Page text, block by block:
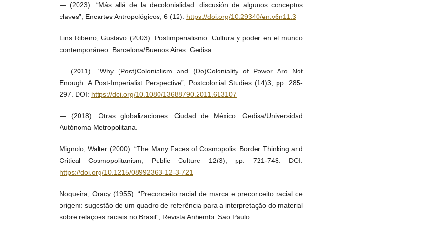
— (2023). “Más allá de la decolonialidad: discusión de algunos conceptos
claves”, Encartes Antropológicos, 6 (12). https://doi.org/10.29340/en.v6n11.3
Lins Ribeiro, Gustavo (2003). Postimperialismo. Cultura y poder en el mundo
contemporáneo. Barcelona/Buenos Aires: Gedisa.
— (2011). “Why (Post)Colonialism and (De)Coloniality of Power Are Not
Enough. A Post-Imperialist Perspective”, Postcolonial Studies (14)3, pp. 285-
297. DOI: https://doi.org/10.1080/13688790.2011.613107
— (2018). Otras globalizaciones. Ciudad de México: Gedisa/Universidad
Autónoma Metropolitana.
Mignolo, Walter (2000). “The Many Faces of Cosmopolis: Border Thinking and
Critical Cosmopolitanism, Public Culture 12(3), pp. 721-748. DOI:
https://doi.org/10.1215/08992363-12-3-721
Nogueira, Oracy (1955). “Preconceito racial de marca e preconceito racial de
origem: sugestão de um quadro de referência para a interpretação do material
sobre relações raciais no Brasil”, Revista Anhembi. São Paulo.